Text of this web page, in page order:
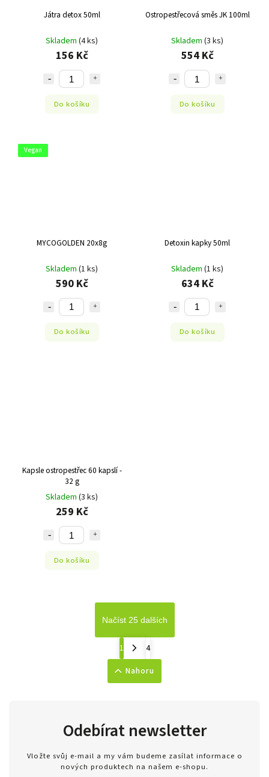
Játra detox 50ml
Skladem (4 ks)
156 Kč
Do košíku
Ostropestřecová směs JK 100ml
Skladem (3 ks)
554 Kč
Do košíku
Vegan
MYCOGOLDEN 20x8g
Skladem (1 ks)
590 Kč
Do košíku
Detoxin kapky 50ml
Skladem (1 ks)
634 Kč
Do košíku
Kapsle ostropestřec 60 kapslí -
32 g
Skladem (3 ks)
259 Kč
Do košíku
Načíst 25 dalších
1
4
Nahoru
Odebírat newsletter
Vložte svůj e-mail a my vám budeme zasílat informace o
nových produktech na našem e-shopu.